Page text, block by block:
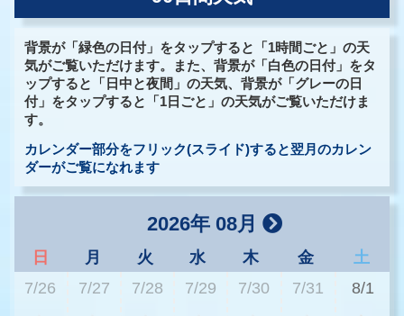
背景が「緑色の日付」をタップすると「1時間ごと」の天
気がご覧いただけます。また、背景が「白色の日付」をタ
ップすると「日中と夜間」の天気、背景が「グレーの日
付」をタップすると「1日ごと」の天気がご覧いただけま
す。
カレンダー部分をフリック(スライド)すると翌月のカレン
ダーがご覧になれます
2026年 08月
日 月 火 水 木 金
土
7/26
7/27 7/28 7/29 7/30 7/31 8/1